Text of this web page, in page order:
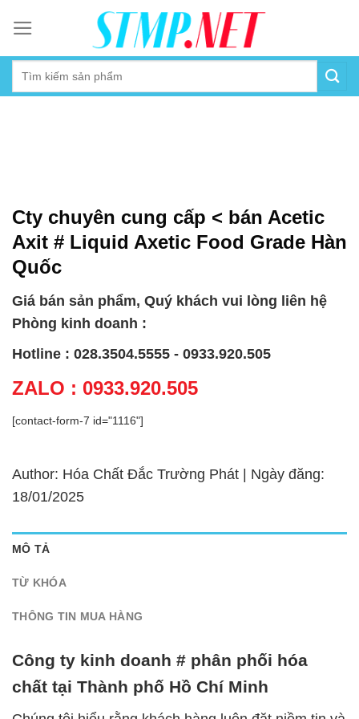
content
Cty chuyên cung cấp < bán Acetic
Axit # Liquid Axetic Food Grade Hàn
Quốc
Giá bán sản phẩm, Quý khách vui lòng liên hệ
Phòng kinh doanh :
Hotline : 028.3504.5555 - 0933.920.505
ZALO : 0933.920.505
[contact-form-7 id="1116"]
Author: Hóa Chất Đắc Trường Phát | Ngày đăng:
18/01/2025
MÔ TẢ
TỪ KHÓA
THÔNG TIN MUA HÀNG
Công ty kinh doanh # phân phối hóa
chất tại Thành phố Hồ Chí Minh